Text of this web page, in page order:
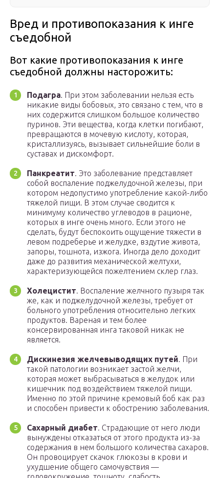
Вред и противопоказания к инге
съедобной
Вот какие противопоказания к инге
съедобной должны насторожить:
Подагра. При этом заболевании нельзя есть
никакие виды бобовых, это связано с тем, что в
них содержится слишком большое количество
пуринов. Эти вещества, когда клетки погибают,
превращаются в мочевую кислоту, которая,
кристаллизуясь, вызывает сильнейшие боли в
суставах и дискомфорт.
Панкреатит. Это заболевание представляет
собой воспаление поджелудочной железы, при
котором недопустимо употребление какой-либо
тяжелой пищи. В этом случае сводится к
минимуму количество углеводов в рационе,
которых в инге очень много. Если этого не
сделать, будут беспокоить ощущение тяжести в
левом подреберье и желудке, вздутие живота,
запоры, тошнота, изжога. Иногда дело доходит
даже до развития механической желтухи,
характеризующейся пожелтением склер глаз.
Холецистит. Воспаление желчного пузыря так
же, как и поджелудочной железы, требует от
больного употребления относительно легких
продуктов. Вареная и тем более
консервированная инга таковой никак не
является.
Дискинезия желчевыводящих путей. При
такой патологии возникает застой желчи,
которая может выбрасываться в желудок или
кишечник под воздействием тяжелой пищи.
Именно по этой причине кремовый боб как раз
и способен привести к обострению заболевания.
Сахарный диабет. Страдающие от него люди
вынуждены отказаться от этого продукта из-за
содержания в нем большого количества сахаров.
Он провоцирует скачок глюкозы в крови и
ухудшение общего самочувствия —